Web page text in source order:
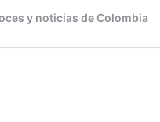
y noticias de Colombia